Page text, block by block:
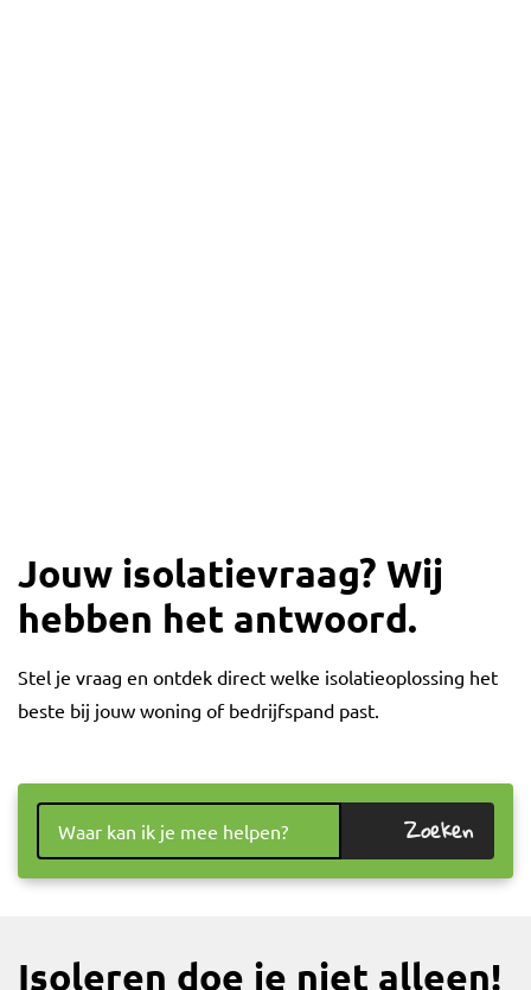
Jouw isolatievraag? Wij
hebben het antwoord.
Stel je vraag en ontdek direct welke isolatieoplossing het
beste bij jouw woning of bedrijfspand past.
Zoeken
Isoleren doe je niet alleen!